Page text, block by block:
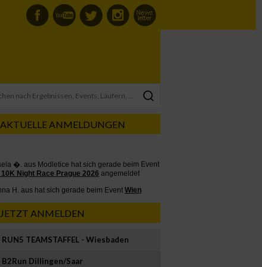
AKTUELLE ANMELDUNGEN
JETZT ANMELDEN
RUN5 TEAMSTAFFEL - Wiesbaden
B2Run Dillingen/Saar